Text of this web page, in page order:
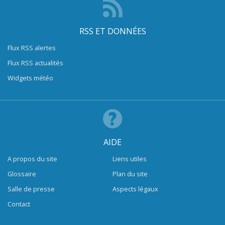
RSS ET DONNÉES
Flux RSS alertes
Flux RSS actualités
Widgets météo
AIDE
A propos du site
Glossaire
Salle de presse
Contact
Liens utiles
Plan du site
Aspects légaux